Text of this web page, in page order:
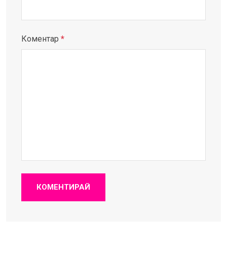
Коментар *
КОМЕНТИРАЙ